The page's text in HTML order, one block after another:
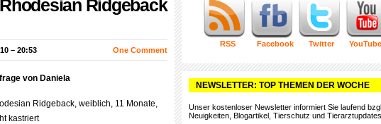
Ridgeback
– 20:53 One Comment
von Daniela
Ridgeback, weiblich, 11 Monate,
kastriert
RSS Facebook Twitter YouTube
NEWSLETTER: TOP THEMEN DER WOCHE
Unser kostenloser Newsletter informiert Sie laufend
Neuigkeiten, Blogartikel, Tierschutz und